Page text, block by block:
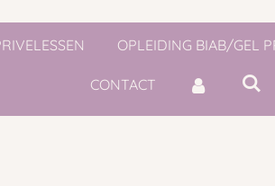
OPLEIDING BIAB/GEL
CONTACT